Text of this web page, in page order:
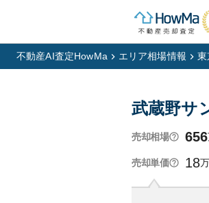
不動産AI査定HowMa エリア相場情報 東
武蔵野サ
売却相場 656
売却単価 18